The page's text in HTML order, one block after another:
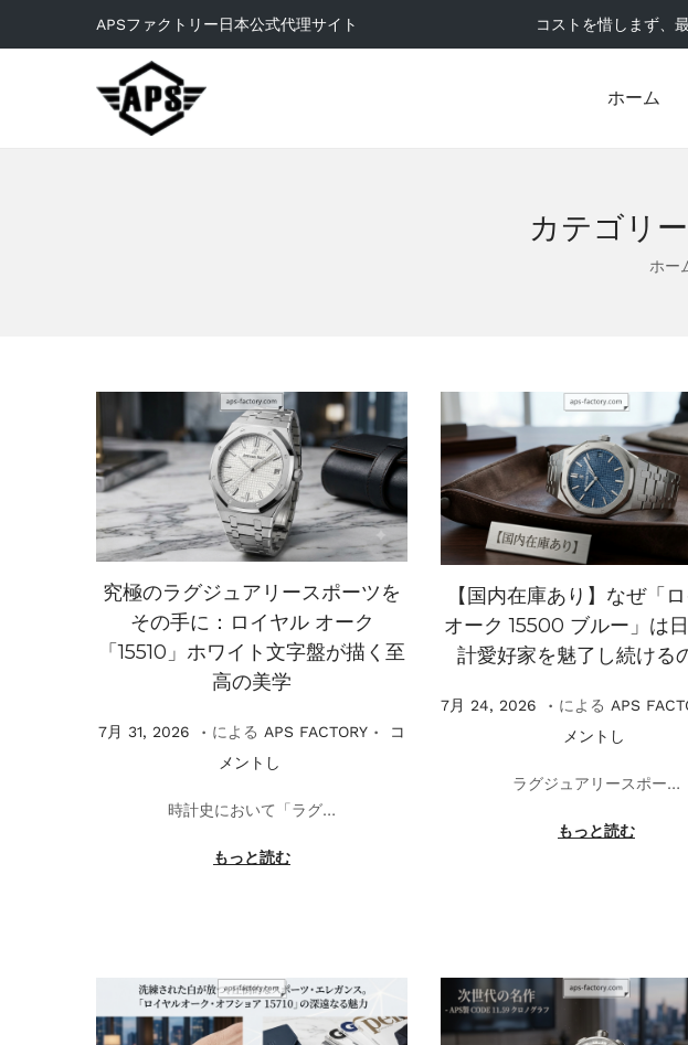
APSファクトリー日本公式代理サイト コストを惜しまず、
ホーム
カテゴリ
ホー
究極のラグジュアリースポーツを
その手に：ロイヤル オーク
「15510」ホワイト文字盤が描く至
高の美学
掲
7月 31, 2026
7
1
. による APS FACTORY .
コ
メントし
時計史において「ラグ…
もっと読む
【国内在庫あり】なぜ「
オーク 15500 ブルー」は
計愛好家を魅了し続ける
掲
7月 24, 2026
7
4
. による APS
メントし
ラグジュアリースポー…
もっと読む